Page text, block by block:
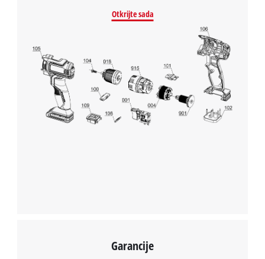
This content is not permitted to load due
to trackers that are not disclosed to the
visitor. The website owner needs to setup
the site with their CMP to add this content
to the list of technologies used.
Powered byUsercentrics Consent
Management Platform
Otkrijte sada
Garancije